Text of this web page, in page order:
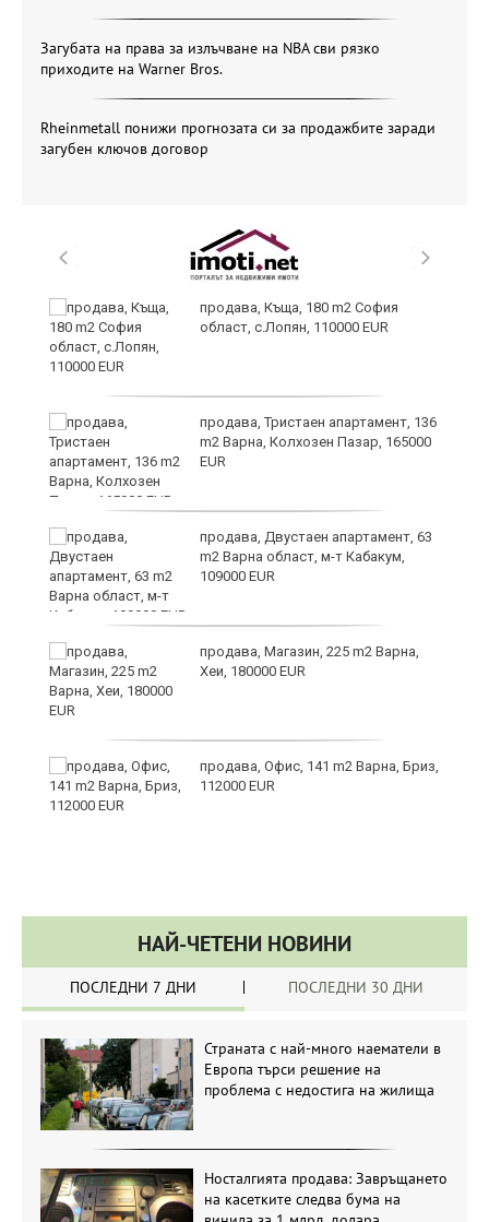
Загубата на права за излъчване на NBA сви рязко
приходите на Warner Bros.
Rheinmetall понижи прогнозата си за продажбите заради
загубен ключов договор
продава, Къща, 180 m2 София
област, с.Лопян, 110000 EUR
продава, Тристаен апартамент, 136
m2 Варна, Колхозен Пазар, 165000
EUR
продава, Двустаен апартамент, 63
m2 Варна област, м-т Кабакум,
109000 EUR
продава, Магазин, 225 m2 Варна,
Хеи, 180000 EUR
продава, Офис, 141 m2 Варна, Бриз,
112000 EUR
НАЙ-ЧЕТЕНИ НОВИНИ
ПОСЛЕДНИ 7 ДНИ ПОСЛЕДНИ 30 ДНИ
Страната с най-много наематели в
Европа търси решение на
проблема с недостига на жилища
Носталгията продава: Завръщането
на касетките следва бума на